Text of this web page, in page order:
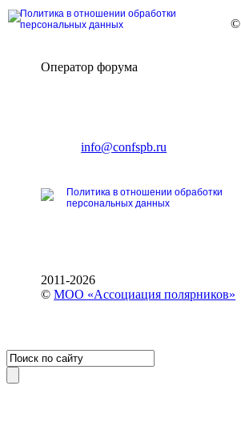
Политика в отношении обработки
персональных данных
©
Оператор форума
E-mail:info@confspb.ru
Политика в отношении обработки
персональных данных
2011-2026
©МОО «Ассоциация полярников»